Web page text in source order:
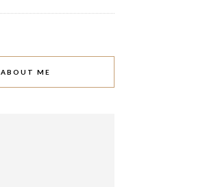
ABOUT ME